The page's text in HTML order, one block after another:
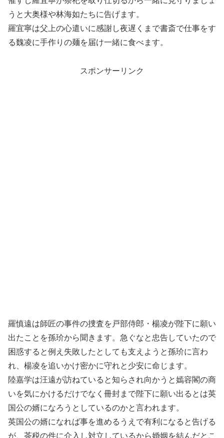
うと大奥様や林海如たちに告げます。
羅宜寧は父上の心遣いに感謝し夜遅くまで書斎で仕事をす
る魏凌に手作りの麺を届け一緒に食べます。
スポンサーリンク
羅慎遠は師匠の事件の捜査を戸部侍郎・楊凌が陛下に願い
出たことを孫玠から聞きます。急ぐなと忠告していたので
困惑すると例え失敗したとしても支えようと孫玠に言わ
れ、楊凌を追いかけ密かに守れと少安に命じます。
陸嘉学は汪遠が訪ねていると知らされ向かうと嫣容閣の商
いを気にかけるだけでなく冊封まで陛下に願い出るとは英
国公の婿になろうとしているのかと言われます。
英国公の婿になれば事を進めるうえで有利になると告げる
が、茶税の件に介入し対立しているから婚姻を結んだとこ